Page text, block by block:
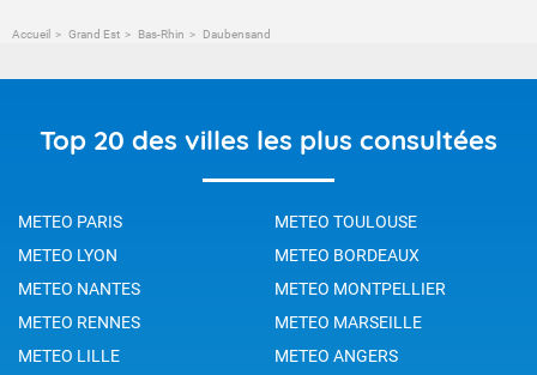
Accueil Grand Est Bas-Rhin Daubensand
Top 20 des villes les plus consultées
METEO PARIS
METEO TOULOUSE
METEO LYON
METEO BORDEAUX
METEO NANTES
METEO MONTPELLIER
METEO RENNES
METEO MARSEILLE
METEO LILLE
METEO ANGERS